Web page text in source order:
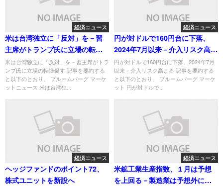
経済ニュース
米は台湾独立に「反対」を－習
主席がトランプ氏に立場の転換
促す
米は台湾独立に「反対」を－習主席がトラ
ンプ氏に立場の転換促す 記事を要約する
と以下のとおり。 ブルームバーグ マーケ
ットニュース 米は台湾独...
経済ニュース
円が対ドルで160円台に下落、
2024年7月以来－介入リスク高ま
る
円が対ドルで160円台に下落、2024年7月
以来－介入リスク高まる 記事を要約する
と以下のとおり。 ブルームバーグ マーケ
ット 円が対ドルで...
経済ニュース
ヘッジファンドのポイント72、
株式ユニットを新設へ
経済ニュース
米鉱工業生産指数、１月は予想
を上回る－製造業は予想外に低